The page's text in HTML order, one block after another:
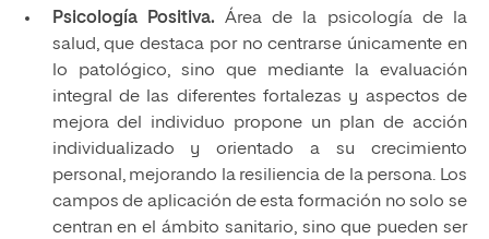
Psicología Positiva. Área de la psicología de la
salud, que destaca por no centrarse únicamente en
lo patológico, sino que mediante la evaluación
integral de las diferentes fortalezas y aspectos de
mejora del individuo propone un plan de acción
individualizado y orientado a su crecimiento
personal, mejorando la resiliencia de la persona. Los
campos de aplicación de esta formación no solo se
centran en el ámbito sanitario, sino que pueden ser